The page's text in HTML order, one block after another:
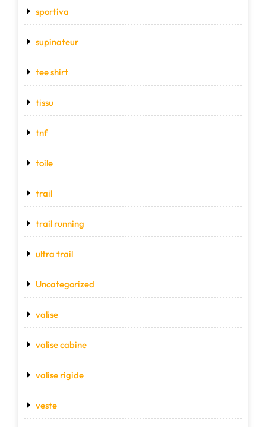
sportiva
supinateur
tee shirt
tissu
tnf
toile
trail
trail running
ultra trail
Uncategorized
valise
valise cabine
valise rigide
veste